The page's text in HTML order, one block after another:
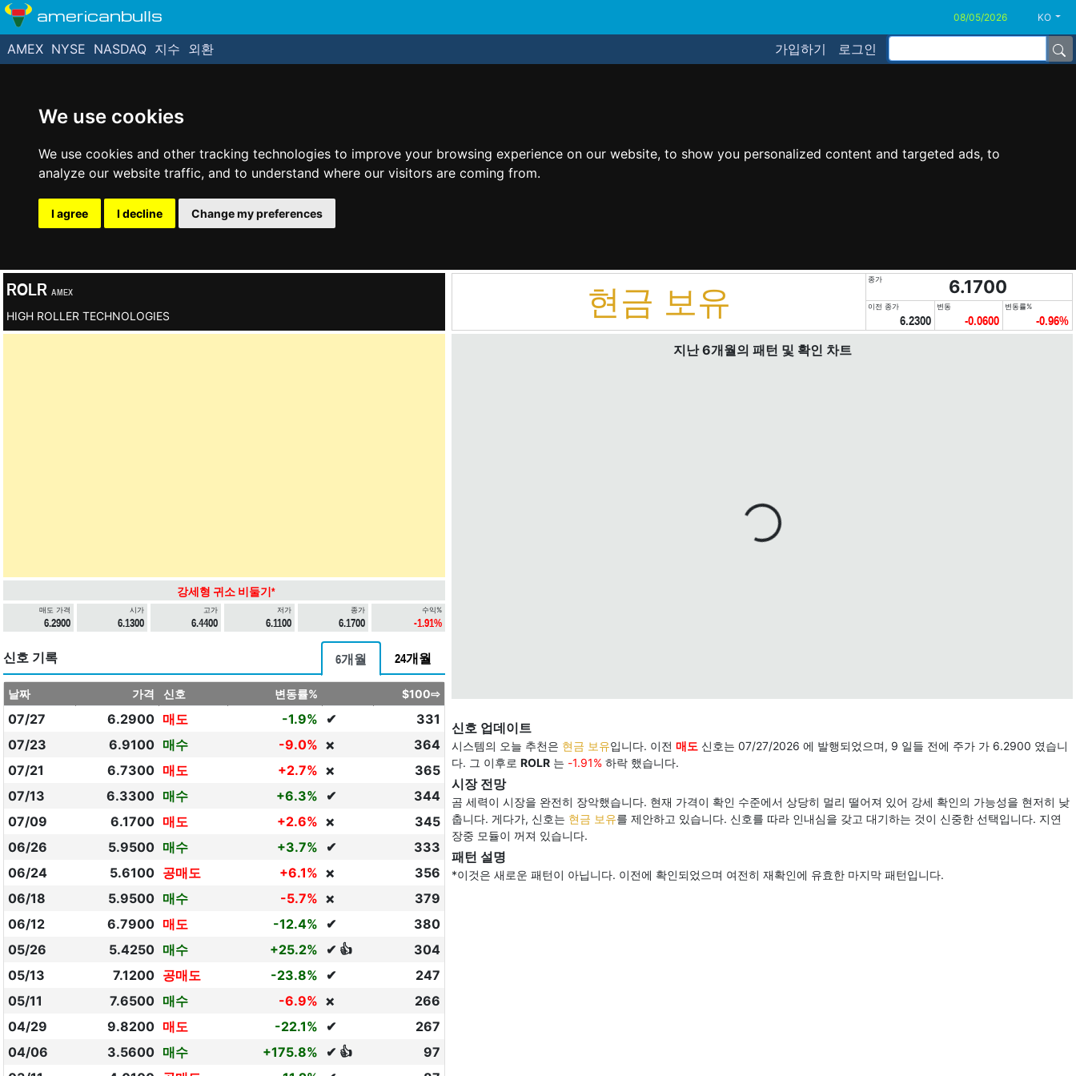
We use cookies
We use cookies and other tracking technologies to improve your browsing experience on our website, to show you personalized content and targeted ads, to
analyze our website traffic, and to understand where our visitors are coming from.
I agree I decline Change my preferences
americanbulls KO
가입하기 로그인
AMEX NYSE NASDAQ 지수 외환
ROLR AMEX
HIGH ROLLER TECHNOLOGIES 현금 보유
종가 6.1700
이전 종가
6.2300
변동
-0.0600
변동률%
-0.96%
강세형 귀소 비둘기*
매도 가격
6.2900
시가
6.1300
고가
6.4400
저가
6.1100
종가
6.1700
수익%
-1.91%
신호 기록 6개월 24개월
날짜 가격 신호 변동률% $100⇨
07/27 6.2900 매도 -1.9% ✔
331
07/23
6.9100 매수 -9.0% ❌
364
07/21
6.7300 매도 +2.7% ❌
365
07/13
6.3300 매수 +6.3% ✔
344
07/09
6.1700 매도 +2.6% ❌
345
06/26
5.9500 매수 +3.7% ✔
333
06/24
5.6100 공매도 +6.1% ❌
356
06/18
5.9500 매수 -5.7% ❌
379
06/12
6.7900 매도 -12.4% ✔
380
05/26
5.4250 매수 +25.2% ✔ 👍
304
05/13
7.1200 공매도 -23.8% ✔
247
05/11
7.6500 매수 -6.9% ❌
266
04/29
9.8200 매도 -22.1% ✔
267
04/06
3.5600 매수 +175.8% ✔ 👍
97
지난 6개월의 패턴 및 확인 차트
신호 업데이트
시스템의 오늘 추천은 현금 보유입니다. 이전 매도 신호는 07/27/2026 에 발행되었으며, 9 일들 전에 주가 가 6.2900 였습니
다. 그 이후로 ROLR 는 -1.91% 하락 했습니다.
시장 전망
곰 세력이 시장을 완전히 장악했습니다. 현재 가격이 확인 수준에서 상당히 멀리 떨어져 있어 강세 확인의 가능성을 현저히 낮
춥니다. 게다가, 신호는 현금 보유를 제안하고 있습니다. 신호를 따라 인내심을 갖고 대기하는 것이 신중한 선택입니다. 지연
장중 모듈이 꺼져 있습니다.
패턴 설명
*이것은 새로운 패턴이 아닙니다. 이전에 확인되었으며 여전히 재확인에 유효한 마지막 패턴입니다.